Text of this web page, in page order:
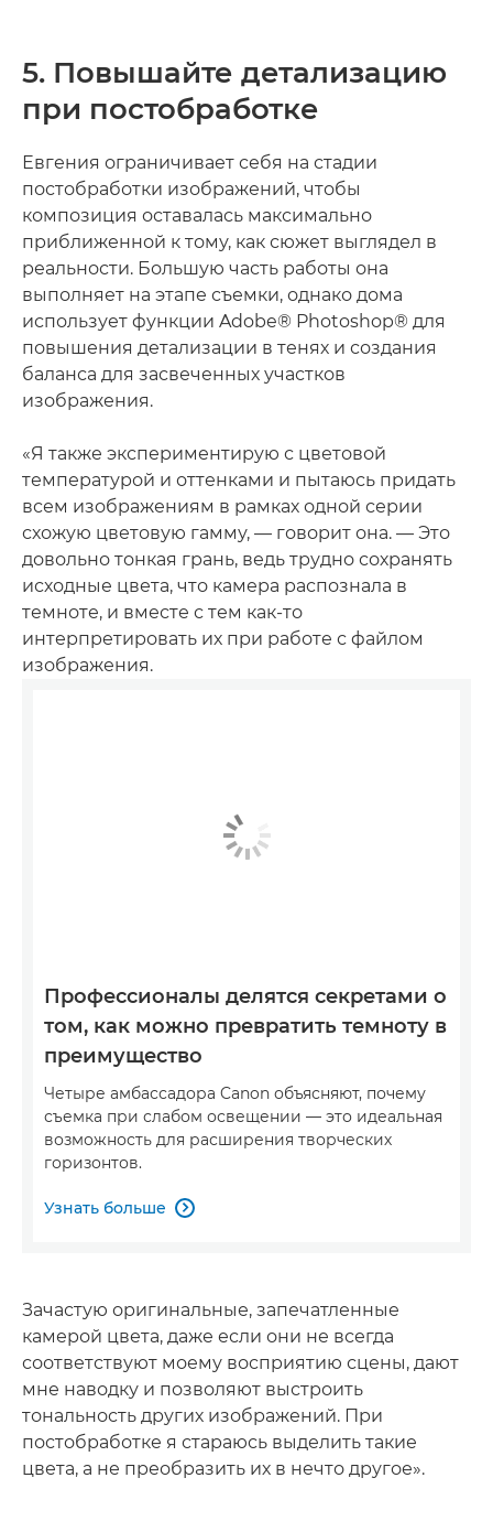
5. Повышайте детализацию
при постобработке
Евгения ограничивает себя на стадии
постобработки изображений, чтобы
композиция оставалась максимально
приближенной к тому, как сюжет выглядел в
реальности. Большую часть работы она
выполняет на этапе съемки, однако дома
использует функции Adobe® Photoshop® для
повышения детализации в тенях и создания
баланса для засвеченных участков
изображения.
«Я также экспериментирую с цветовой
температурой и оттенками и пытаюсь придать
всем изображениям в рамках одной серии
схожую цветовую гамму, — говорит она. — Это
довольно тонкая грань, ведь трудно сохранять
исходные цвета, что камера распознала в
темноте, и вместе с тем как-то
интерпретировать их при работе с файлом
изображения.
Профессионалы делятся секретами о
том, как можно превратить темноту в
преимущество
Четыре амбассадора Canon объясняют, почему
съемка при слабом освещении — это идеальная
возможность для расширения творческих
горизонтов.
Узнать больше 
Зачастую оригинальные, запечатленные
камерой цвета, даже если они не всегда
соответствуют моему восприятию сцены, дают
мне наводку и позволяют выстроить
тональность других изображений. При
постобработке я стараюсь выделить такие
цвета, а не преобразить их в нечто другое».